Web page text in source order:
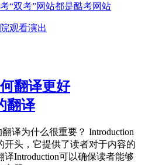
“双考”网站都是酷考网站
观看演出
翻译更好
翻译
译为什么很重要？ Introduction
开头，它提供了读者对于内容的
Introduction可以确保读者能够